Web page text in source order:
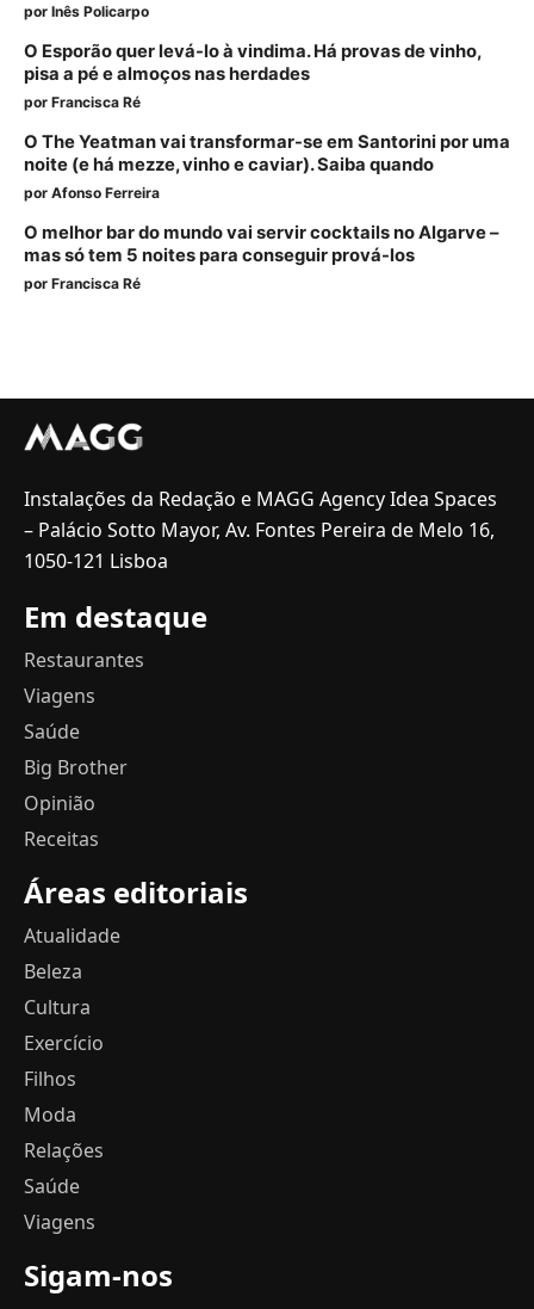
por Inês Policarpo
O Esporão quer levá-lo à vindima. Há provas de vinho,
pisa a pé e almoços nas herdades
por Francisca Ré
O The Yeatman vai transformar-se em Santorini por uma
noite (e há mezze, vinho e caviar). Saiba quando
por Afonso Ferreira
O melhor bar do mundo vai servir cocktails no Algarve –
mas só tem 5 noites para conseguir prová-los
por Francisca Ré
Instalações da Redação e MAGG Agency Idea Spaces
– Palácio Sotto Mayor, Av. Fontes Pereira de Melo 16,
1050-121 Lisboa
Em destaque
Restaurantes
Viagens
Saúde
Big Brother
Opinião
Receitas
Áreas editoriais
Atualidade
Beleza
Cultura
Exercício
Filhos
Moda
Relações
Saúde
Viagens
Sigam-nos